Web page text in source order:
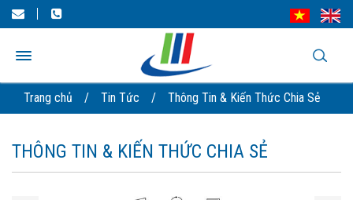
Trang chủ / Tin Tức / Thông Tin & Kiến Thức Chia Sẻ
THÔNG TIN & KIẾN THỨC CHIA SẺ